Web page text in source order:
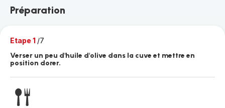
Préparation
Etape 1 /7
Verser un peu d'huile d'olive dans la cuve et mettre en
position dorer.